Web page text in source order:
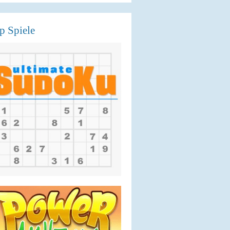
Spiele